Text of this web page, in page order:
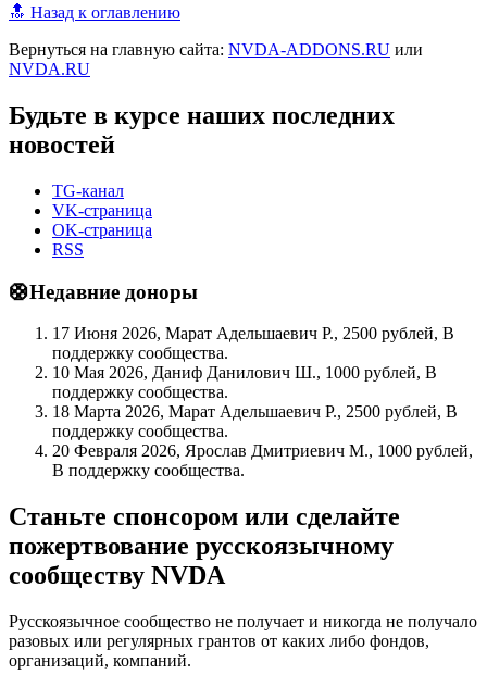
🔝 Назад к оглавлению
Вернуться на главную сайта: NVDA-ADDONS.RU или
NVDA.RU
Будьте в курсе наших последних
новостей
TG-канал
VK-страница
OK-страница
RSS
🛟Недавние доноры
17 Июня 2026, Марат Адельшаевич Р., 2500 рублей, В
поддержку сообщества.
10 Мая 2026, Даниф Данилович Ш., 1000 рублей, В
поддержку сообщества.
18 Марта 2026, Марат Адельшаевич Р., 2500 рублей, В
поддержку сообщества.
20 Февраля 2026, Ярослав Дмитриевич М., 1000 рублей,
В поддержку сообщества.
Станьте спонсором или сделайте
пожертвование русскоязычному
сообществу NVDA
Русскоязычное сообщество не получает и никогда не получало
разовых или регулярных грантов от каких либо фондов,
организаций, компаний.